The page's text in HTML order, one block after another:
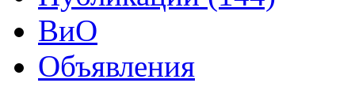
ВиО
Объявления